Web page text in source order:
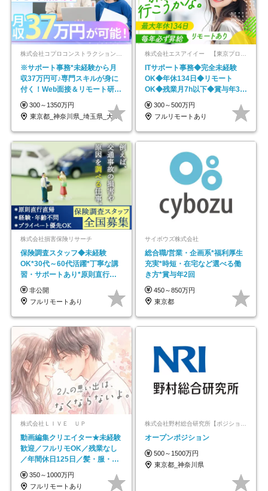
※サポート事務*未経験から月
収37万円可♪専門スキルが身に
付く！Web面接＆リモート研修
も充実♪/a
300～1350万円
東京都_神奈川県_埼玉県_大阪府_愛知県…
ITサポート事務◆完全未経験
OK◆年休134日◆リモート
OK◆残業月7h以下◆賞与年3回
◆5年目まで必ず昇給
300～500万円
フルリモートあり
株式会社損害保険リサーチ
保険調査スタッフ◆未経験
OK*30代～60代活躍*丁寧な講
習・サポートあり*原則直行直
帰／全国募集・業務委託
非公開
フルリモートあり
サイボウズ株式会社
総合職/営業・企画系*福利厚生
充実*時短・在宅など選べる働
き方*賞与年2回
450～850万円
東京都
株式会社ＬＩＶＥ ＵＰ
動画編集クリエイター★未経験
歓迎／フルリモOK／残業なし
／年間休日125日／髪・服・ネ
イル自由／研修充実で安心
350～1000万円
フルリモートあり
オープンポジション
500～1500万円
東京都_神奈川県